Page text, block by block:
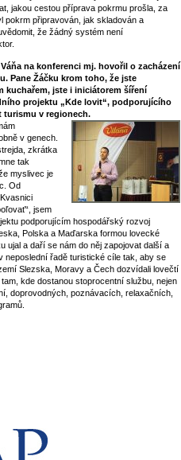
jakou cestou příprava pokrmu prošla, za
pokrm připravován, jak skladován a
že žádný systém není
Váňa na konferenci mj. hovořil o zacházení
Pane Žáčku krom toho, že jste
kuchařem, jste i iniciátorem šíření
projektu „Kde lovit“, podporujícího
turismu v regionech.
v genech.
zkrátka
tak
myslivec je
Od
jsem
podporujícím hospodářský rozvoj
Polska a Maďarska formou lovecké
ujal a daří se nám do něj zapojovat další a
neposlední řadě turistické cíle tak, aby se
Slezska, Moravy a Čech dozvídali lovečtí
kde dostanou stoprocentní službu, nejen
doprovodných, poznávacích, relaxačních,